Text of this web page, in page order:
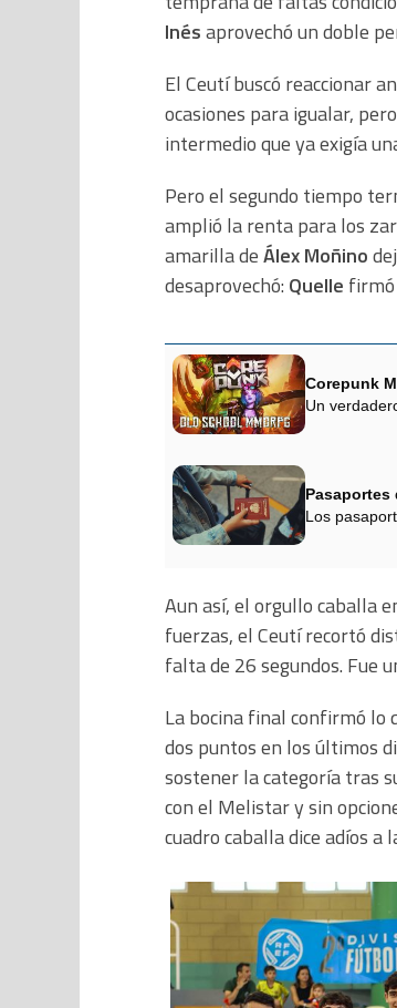
Inésaprovechó un doble
El Ceutí buscó reaccionar
ocasiones para igualar,
intermedio que ya exigía
Pero el segundo tiempo
amplió la renta para los
amarilla deÁlex Moñino
desaprovechó: Quelle
Corepunk
Un
Pasaportes
Los
Aun así, el orgullo caballa
fuerzas, el Ceutí recortó
falta de 26 segundos. Fue
La bocina final confirmó lo
dos puntos en los últimos
sostener la categoría tras
con el Melistar y sin
cuadro caballa dice adíos